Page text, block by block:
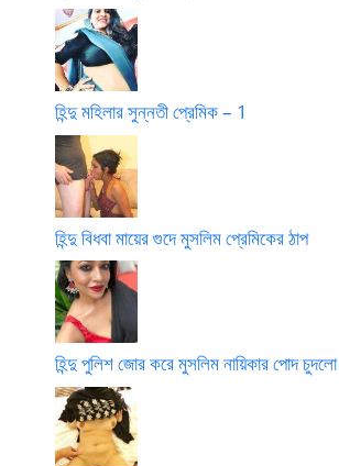
হিন্দু মহিলার সুন্নতী প্রেমিক – 1
হিন্দু বিধবা মায়ের গুদে মুসলিম প্রেমিকের ঠাপ
হিন্দু পুলিশ জোর করে মুসলিম নায়িকার পোদ চুদলো